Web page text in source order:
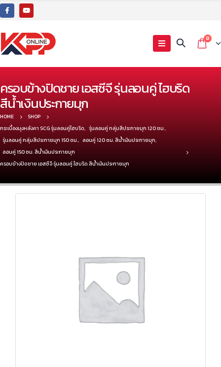
0
ครอบข้างปิดชาย เอสซีจี รุ่นลอนคู่ ไฮบริด
สีน้ำเงินประกายมุก
HOME
SHOP
กระเบื้องมุงหลังคา SCG รุ่นลอนคู่ไฮบริด, รุ่นลอนคู่ กลุ่มสีประกายมุก 120 ซม.,
รุ่นลอนคู่ กลุ่มสีประกายมุก 150 ซม., ลอนคู่ 120 ซม. สีน้ำเงินประกายมุก,
ลอนคู่ 150 ซม. สีน้ำเงินประกายมุก
ครอบข้างปิดชาย เอสซีจี รุ่นลอนคู่ ไฮบริด สีน้ำเงินประกายมุก